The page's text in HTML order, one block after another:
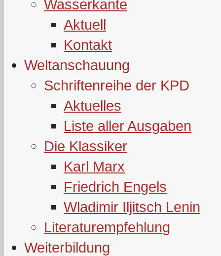
Wasserkante
Aktuell
Kontakt
Weltanschauung
Schriftenreihe der KPD
Aktuelles
Liste aller Ausgaben
Die Klassiker
Karl Marx
Friedrich Engels
Wladimir Iljitsch Lenin
Literaturempfehlung
Weiterbildung